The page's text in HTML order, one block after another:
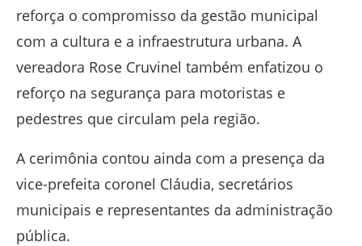
reforça o compromisso da gestão municipal
com a cultura e a infraestrutura urbana. A
vereadora Rose Cruvinel também enfatizou o
reforço na segurança para motoristas e
pedestres que circulam pela região.
A cerimônia contou ainda com a presença da
vice-prefeita coronel Cláudia, secretários
municipais e representantes da administração
pública.